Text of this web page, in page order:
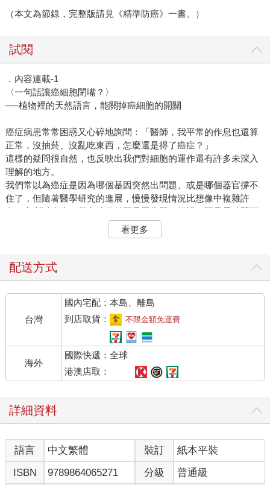
（本文為節錄，完整版請見《精準防癌》一書。）
試閱
．內容連載-1
〈一句話讓癌細胞閉嘴？〉
──植物裡的天然語言，能關掉癌細胞的開關
癌症病患常常困惑又心碎地詢問：「醫師，我平常的作息也還算
正常，沒抽菸、沒亂吃東西，怎麼還是得了癌症？」
這樣的疑問很自然，也反映出我們對細胞的運作還有許多未深入
理解的地方。
我們常以為癌症是因為哪個基因突然出問題、或是哪個器官撐不
住了，但隨著醫學研究的進展，慢慢發現情況比想像中複雜許
多。之所以生病，很多時候並不是因為單一錯誤，而是長時間下
來，身體接收到的訊息變得混亂、失真，讓原本有節奏、有平衡
怪身體，要試著重新聽懂它的語言，幫它找回當初的節奏與方
罹患癌症，是因為身體長時間收到錯誤的訊號──這些訊號可能來
自荷爾蒙的不平衡、慢性的壓力反應，甚至是從我們每天吃進身
體的食物開始。
原來身體並非突然出錯，是「聽錯了話」。而我們是可以重新學
習跟它說話的。
其中有一個非常關鍵、但經常被忽略的角色：核受體（Nuclear
Receptors, NRs）。它們就像細胞裡的「訊號翻譯員」，每天負
哪些要沉默。
換句話說，我們給它什麼訊號，它就翻譯成什麼指令，讓細胞照
著做。
我們吃進體內的不只是熱量和營養，更是一段段與身體對話的語
言──問題在於，這些語言有時候亂了套。而最令人驚訝的是，改
變這段對話的不一定是藥，有時只是餐桌上的一小口食物。
看更多
配送方式
台灣
國內宅配：本島、離島
到店取貨：
不限金額免運費
海外
國際快遞：全球
港澳店取：
詳細資料
語言 中文繁體 裝訂
紙本平裝
ISBN
9789864065271 分級 普通級